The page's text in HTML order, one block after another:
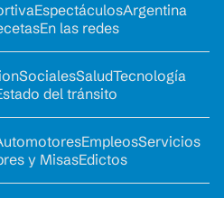
EspectáculosArgentina
En las redes
SocialesSaludTecnología
del tránsito
EmpleosServicios
y MisasEdictos